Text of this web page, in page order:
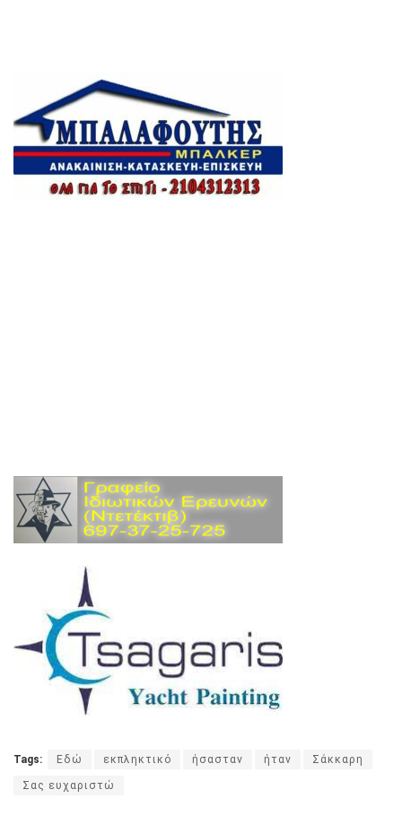
Tags: Εδώ εκπληκτικό ήσασταν ήταν Σάκκαρη
Σας ευχαριστώ